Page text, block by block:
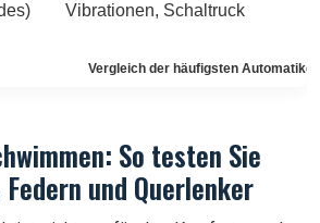
Vergleich der häufigsten
Vibrationen, Schaltruck
So testen Sie
und Querlenker